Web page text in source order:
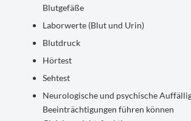
Blutgefäße
Laborwerte (Blut und Urin)
Blutdruck
Hörtest
Sehtest
Neurologische und psychische
Beeinträchtigungen führen können